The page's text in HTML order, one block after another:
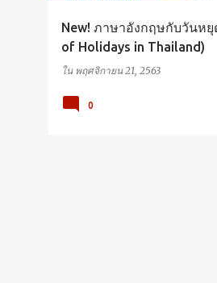
New! ภาษาอังกฤษกับวันห
of Holidays in Thailand)
ใน พฤศจิกายน 21, 2563
0